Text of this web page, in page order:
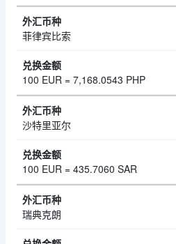
菲律宾比索
100 EUR = 7,168.0543 PHP
沙特里亚尔
100 EUR = 435.7060 SAR
瑞典克朗